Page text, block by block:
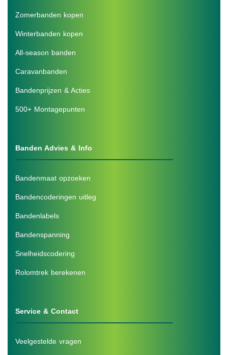
Zomerbanden kopen
Winterbanden kopen
All-season banden
Caravanbanden
Bandenprijzen & Acties
500+ Montagepunten
Banden Advies & Info
Bandenmaat opzoeken
Bandencoderingen uitleg
Bandenlabels
Bandenspanning
Snelheidscodering
Rolomtrek berekenen
Service & Contact
Veelgestelde vragen